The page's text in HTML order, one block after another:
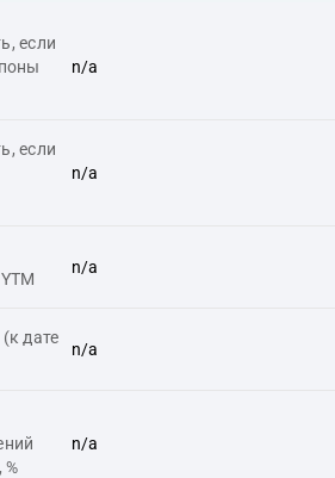
если
n/a
если
n/a
n/a
дате
n/a
%
n/a